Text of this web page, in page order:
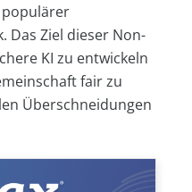
populärer
Das Ziel dieser Non-
KI zu entwickeln
fair zu
Überschneidungen